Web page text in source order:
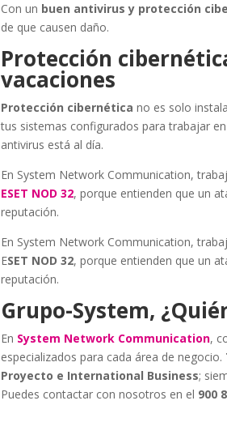
Con un buen antivirus y protección
de que causen daño.
Protección
vacaciones
Protección cibernética no es solo
tus sistemas configurados para trabajar
antivirus está al día.
En System Network Communication,
ESET NOD 32, porque entienden que un
reputación.
En System Network Communication,
ESET NOD 32, porque entienden que un
reputación.
Grupo-System,
En System Network Communication,
especializados para cada área de negocio.
Proyecto e International Business;
Puedes contactar con nosotros en el 900